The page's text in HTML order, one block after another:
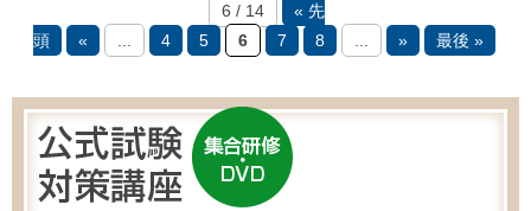
6 / 14
« 先
頭
« ... 4 5 6 7 8 ... » 最後 »